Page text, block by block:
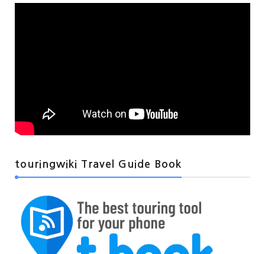
touringwiki Travel Guide Book